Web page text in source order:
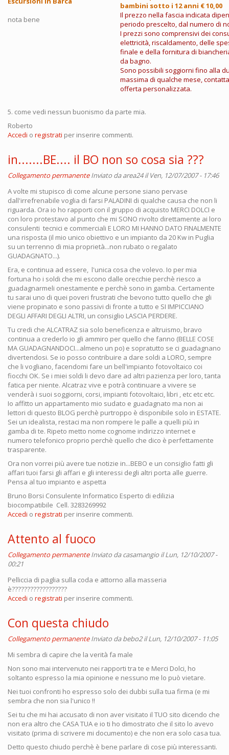
bambini sotto i 12 anni € 10,00
nota bene
Il prezzo nella fascia indicata
periodo prescelto, dal numero di
I prezzi sono comprensivi dei
elettricità, riscaldamento, delle
finale e della fornitura di
da bagno.
Sono possibili soggiorni fino alla
massima di qualche mese,
offerta personalizzata.
5. come vedi nessun buonismo da parte mia.
Roberto
Accedi o registrati per inserire commenti.
in.......BE.... il BO non so cosa sia ???
Collegamento permanente Inviato daarea24il Ven, 12/07/2007 - 17:46
A volte mi stupisco di come alcune persone siano pervase
dall'irrefrenabile voglia di farsi PALADINI di qualche causa che non li
riguarda. Ora io ho rapporti con il gruppo di acquisto MERCI DOLCI e
con loro protestavo al punto che mi SONO rivolto direttamente ai loro
consulenti tecnici e commerciali E LORO MI HANNO DATO FINALMENTE
una risposta (il mio unico obiettivo e un impianto da 20 Kw in Puglia
su un terrenno di mia proprietà...non rubato o regalato
GUADAGNATO...).
Era, e continua ad essere, l'unica cosa che volevo. Io per mia
fortuna ho i soldi che mi escono dalle orecchie perchè riesco a
guadagnarmeli onestamente e perchè sono in gamba. Certamente
tu sarai uno di quei poveri frustrati che bevono tutto quello che gli
viene propinato e sono passivi di fronte a tutto e SI IMPICCIANO
DEGLI AFFARI DEGLI ALTRI, un consiglio LASCIA PERDERE.
Tu credi che ALCATRAZ sia solo beneficenza e altruismo, bravo
continua a crederlo io gli ammiro per quello che fanno (BELLE COSE
MA GUADAGNANDOCI...almeno un po) e sopratutto se ci guadagnano
divertendosi. Se io posso contribuire a dare soldi a LORO, sempre
che li vogliano, facendomi fare un bell'impianto fotovoltaico coi
fiocchi OK. Se i miei soldi li devo dare ad altri pazienza per loro, tanta
fatica per niente. Alcatraz vive e potrà continuare a vivere se
venderà i suoi soggiorni, corsi, impianti fotovoltaici, libri , etc etc etc.
Io affitto un appartamento mio sudato e guadagnato ma non ai
lettori di questo BLOG perchè purtroppo è disponibile solo in ESTATE.
Sei un idealista, restaci ma non rompere le palle a quelli più in
gamba di te. Ripeto metto nome cognome indirizzo internet e
numero telefonico proprio perchè quello che dico è perfettamente
trasparente.
Ora non vorrei più avere tue notizie in...BEBO e un consiglio fatti gli
affari tuoi farsi gli affari e gli interessi degli altri porta alle guerre.
Pensa al tuo impianto e aspetta
Bruno Borsi Consulente Informatico Esperto di edilizia
biocompatibile Cell. 3283269992
Accedi o registrati per inserire commenti.
Attento al fuoco
Collegamento permanente Inviato dacasamangio il Lun, 12/10/2007 -
00:21
Pelliccia di paglia sulla coda e attorno alla masseria
è??????????????????
Accedi o registrati per inserire commenti.
Con questa chiudo
Collegamento permanente Inviato dabebo2il Lun, 12/10/2007 - 11:05
Mi sembra di capire che la verità fa male
Non sono mai intervenuto nei rapporti tra te e Merci Dolci, ho
soltanto espresso la mia opinione e nessuno me lo può vietare.
Nei tuoi confronti ho espresso solo dei dubbi sulla tua firma (e mi
sembra che non sia l'unico !!
Sei tu che mi hai accusato di non aver visitato il TUO sito dicendo che
non era altro che CASA TUA e io ti ho dimostrato che il sito lo avevo
visitato (prima di scrivere mi documento) e che non era solo casa tua.
Detto questo chiudo perchè è bene parlare di cose più interessanti.